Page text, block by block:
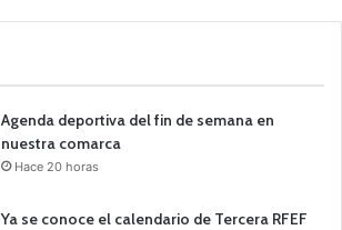
Agenda deportiva del fin de semana en
nuestra comarca
Hace 20 horas
Ya se conoce el calendario de Tercera RFEF